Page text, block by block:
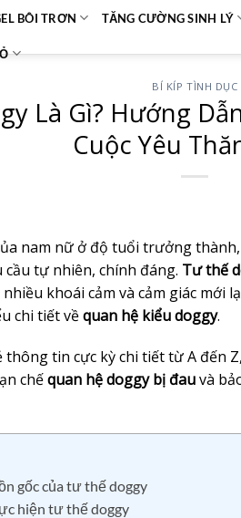
BÔI TRƠN TĂNG CƯỜNG SINH LÝ
BÍ KÍP TÌNH DỤC
Là Gì? Hướng
Cuộc Yêu
nam nữ ở độ tuổi trưởng
tự nhiên, chính đáng. Tư thế
khoái cảm và cảm giác mới
chi tiết vềquan hệ kiểu doggy.
thông tin cực kỳ chi tiết từ A đến
chếquan hệ doggy bị đauvà
gốc của tư thế doggy
hiện tư thế doggy